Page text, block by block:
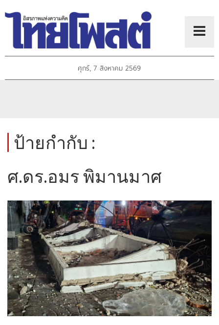
ศุกร์, 7 สิงหาคม 2569
ป้ายกำกับ :
ศ.ดร.อมร พิมานมาศ